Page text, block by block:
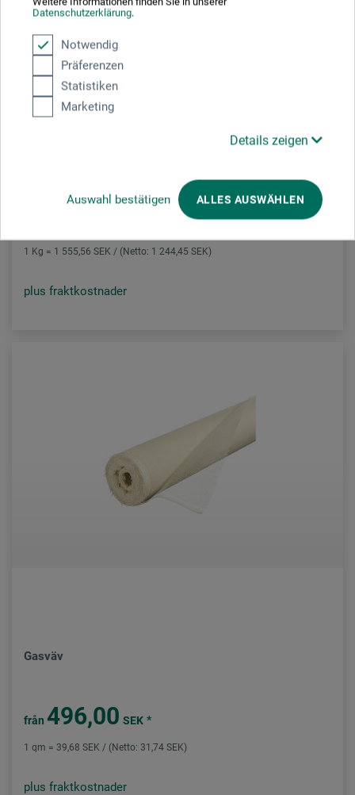
Datenschutzerklärung.
Notwendig
Präferenzen
Statistiken
Marketing
Details zeigen
Auswahl bestätigen ALLES AUSWÄHLEN
1 Kg = 1 555,56 SEK / (Netto: 1 244,45 SEK)
plus fraktkostnader
Gasväv
från 496,00 SEK *
1 qm = 39,68 SEK / (Netto: 31,74 SEK)
plus fraktkostnader